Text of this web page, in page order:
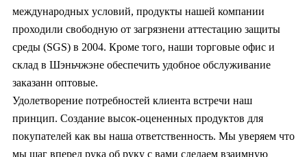
международных условий, продукты нашей компании
проходили свободную от загрязнени аттестацию защиты
среды (SGS) в 2004. Кроме того, наши торговые офис и
склад в Шэньчжэне обеспечить удобное обслуживание
заказанн оптовые.
Удолетворение потребностей клиента встречи наш
принцип. Создание высок-оцененных продуктов для
покупателей как вы наша ответственность. Мы уверяем что
мы шаг вперед рука об руку с вами сделаем взаимную